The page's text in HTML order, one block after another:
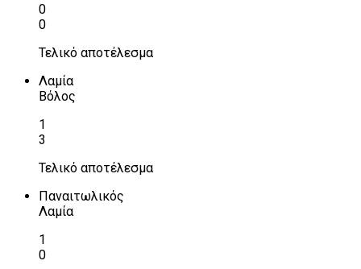
0
0
Τελικό αποτέλεσμα
Λαμία
Βόλος
1
3
Τελικό αποτέλεσμα
Παναιτωλικός
Λαμία
1
0